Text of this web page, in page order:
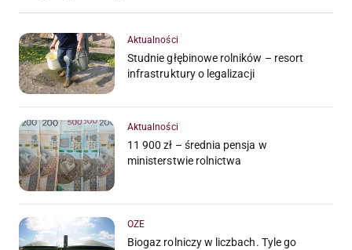
Aktualności
Studnie głębinowe rolników – resort
infrastruktury o legalizacji
Aktualności
11 900 zł – średnia pensja w
ministerstwie rolnictwa
OZE
Biogaz rolniczy w liczbach. Tyle go